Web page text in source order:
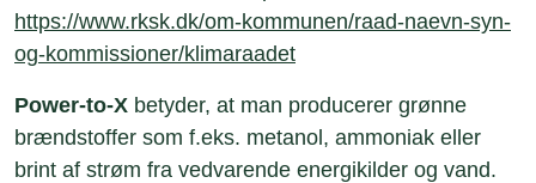
https://www.rksk.dk/om-kommunen/raad-naevn-syn-
og-kommissioner/klimaraadet
Power-to-X betyder, at man producerer grønne
brændstoffer som f.eks. metanol, ammoniak eller
brint af strøm fra vedvarende energikilder og vand.